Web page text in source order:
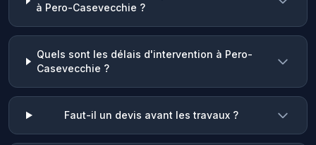
à Pero-Casevecchie ?
Quels sont les délais d'intervention à Pero-
Casevecchie ?
Faut-il un devis avant les travaux ?